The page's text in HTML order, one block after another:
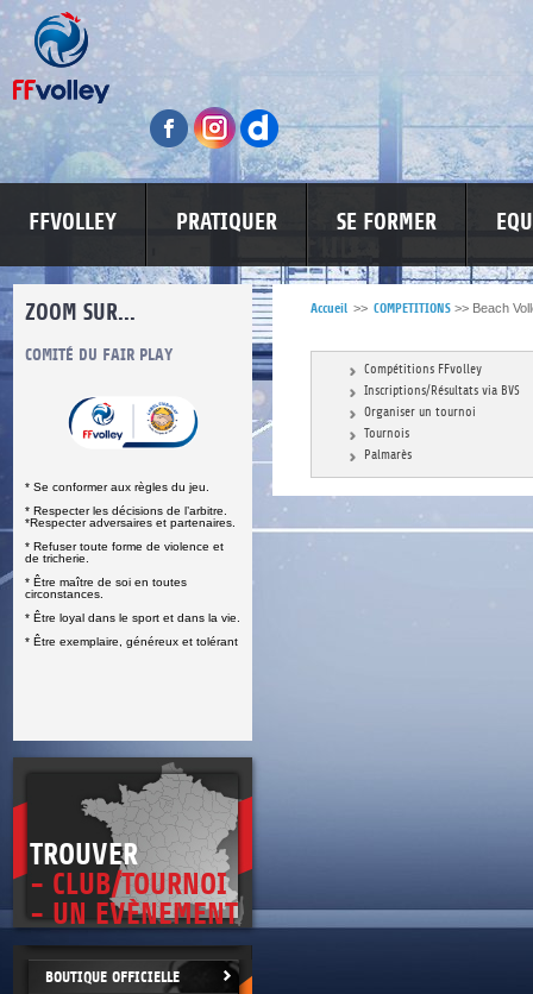
FFVOLLEY PRATIQUER SE FORMER
ZOOM SUR...
COMITÉ DU FAIR PLAY
* Se conformer aux règles du jeu.
* Respecter les décisions de l’arbitre.
*Respecter adversaires et partenaires.
* Refuser toute forme de violence et
de tricherie.
* Être maître de soi en toutes
circonstances.
* Être loyal dans le sport et dans la vie.
* Être exemplaire, généreux et tolérant
LUTTE CONTRE LES VIOLENCES MA PETITE
TROUVER
- CLUB/TOURNOI
- UN EVÈNEMENT
BOUTIQUE OFFICIELLE
Accueil >> COMPETITIONS >> Beach
Compétitions FFvolley
Inscriptions/Résultats via BVS
Organiser un tournoi
Tournois
Palmarès